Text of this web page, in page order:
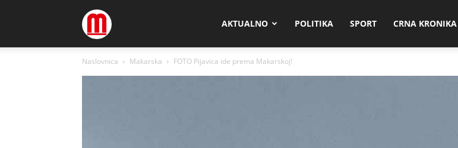
Megamedia AKTUALNO POLITIKA SPORT CRNA KRONIKA
Naslovnica Makarska FOTO Pijavica ide prema Makarskoj!